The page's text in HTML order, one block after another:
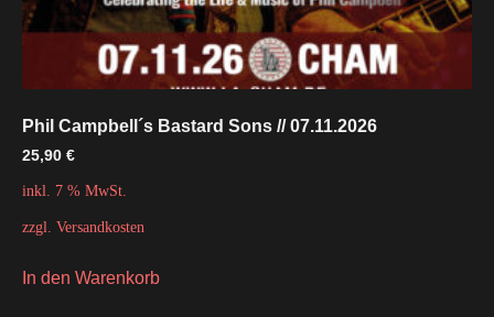
Phil Campbell´s Bastard Sons // 07.11.2026
25,90 €
inkl. 7 % MwSt.
zzgl. Versandkosten
In den Warenkorb